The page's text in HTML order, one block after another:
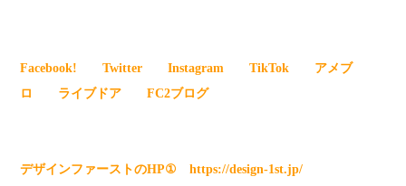
Facebook! Twitter Instagram TikTok
アメブ
ロ
ライブドア FC2ブログ
デザインファーストのHP① https://design-1st.jp/